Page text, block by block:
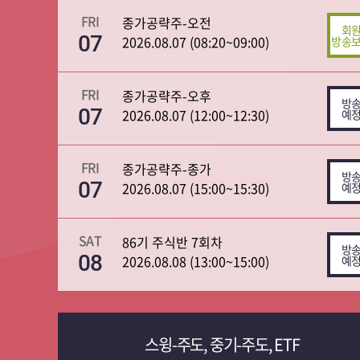
스윙-주도, 중기-주도, ETF
FRI
07
종가공략주-오전
2026.08.07 (08:20~09:00)
FRI
07
종가공략주-오후
2026.08.07 (12:00~12:30)
FRI
07
종가공략주-종가
2026.08.07 (15:00~15:30)
SAT
08
86기 주식반 7회차
2026.08.08 (13:00~15:00)